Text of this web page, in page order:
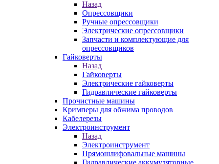
Назад
Опрессовщики
Ручные опрессовщики
Электрические опрессовщики
Запчасти и комплектующие для
опрессовщиков
Гайковерты
Назад
Гайковерты
Электрические гайковерты
Гидравлические гайковерты
Прочистные машины
Кримперы для обжима проводов
Кабелерезы
Электроинструмент
Назад
Электроинструмент
Прямошлифовальные машины
Гидравлические аккумуляторные